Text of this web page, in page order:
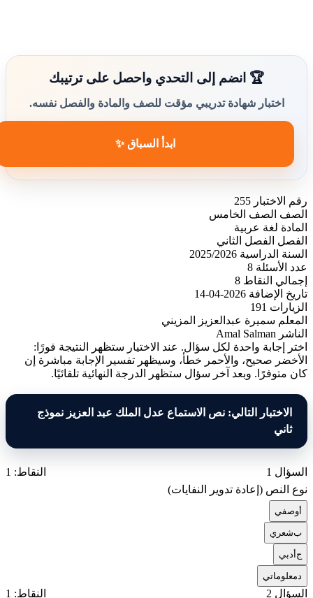
🏆 انضم إلى التحدي واحصل على ترتيبك
اختبار شهادة تدريبي مؤقت للصف والمادة والفصل نفسه.
ابدأ السباق ✨
رقم الاختبار 255
الصف
الصف الخامس
المادة لغة عربية
الفصل
الفصل الثاني
السنة الدراسية 2025/2026
عدد الأسئلة 8
إجمالي النقاط 8
تاريخ الإضافة 2026-04-14
الزيارات
191
المعلم سميرة عبدالعزيز المزيني
الناشر Amal Salman
اختر إجابة واحدة لكل سؤال. عند الاختيار ستظهر النتيجة فورًا:
الأخضر صحيح، والأحمر خطأ، وسيظهر تفسير الإجابة مباشرة إن
كان متوفرًا. وبعد آخر سؤال ستظهر الدرجة النهائية تلقائيًا.
الاختبار التالي: نص الاستماع عدل الملك عبد العزيز نموذج
ثاني
السؤال 1
النقاط: 1
نوع النص (إعادة تدوير النفايات)
وصفي
بشعري
جأدبي
معلوماتي
السؤال 2 النقاط: 1